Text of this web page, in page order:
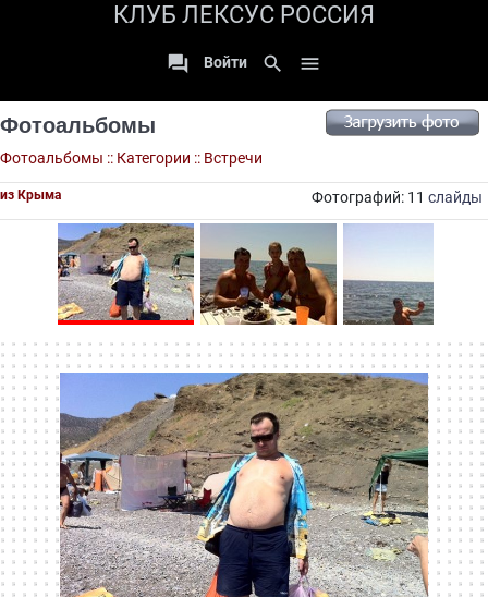
КЛУБ ЛЕКСУС РОССИЯ
 Войти search 
Фотоальбомы
Фотоальбомы :: Категории :: Встречи
Фотографий: 11 слайды
из Крыма